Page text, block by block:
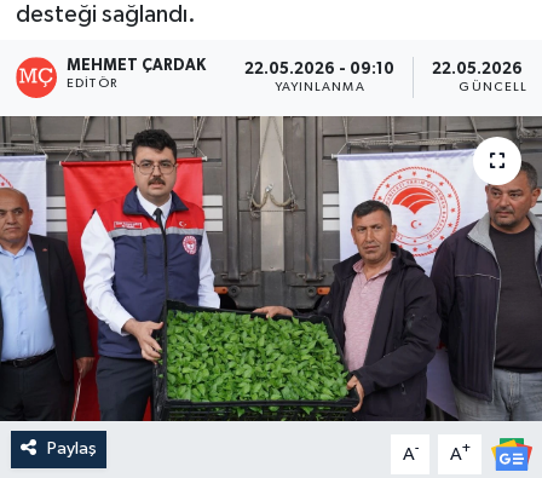
desteği sağlandı.
MEHMET ÇARDAK
EDITÖR
22.05.2026 - 09:10
YAYINLANMA
22.05.2026 -
Paylaş A- A+